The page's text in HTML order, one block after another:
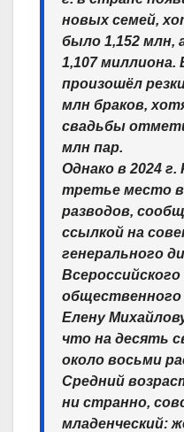
новых семей,
было 1,152 млн,
1,107 миллиона.
произошёл
млн браков,
свадьбы
млн пар.
Однако в 2024
третье место в
разводов,
ссылкой на
генерального
Елену
что на десять
около восьми
Средний
ни странно,
младенческий: